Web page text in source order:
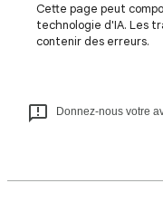
Cette page peut
technologie d'IA. Les
contenir des erreurs.
Donnez-nous votre